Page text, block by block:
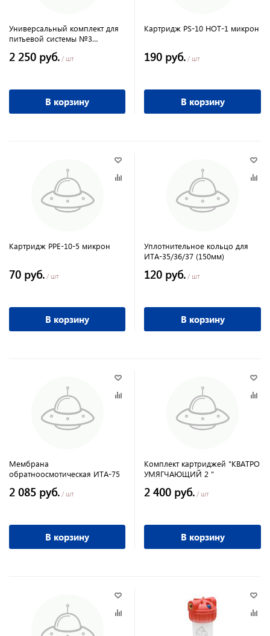
Универсальный комплект для
питьевой системы №3
2 250 руб. / шт
В корзину
Картридж PS-10 HOT-1 микрон
190 руб. / шт
В корзину
Картридж PPE-10-5 микрон
70 руб. / шт
В корзину
Уплотнительное кольцо для
ИТА-35/36/37 (150мм)
120 руб. / шт
В корзину
Мембрана
обратноосмотическая ИТА-75
2 085 руб. / шт
В корзину
Комплект картриджей "КВАТРО
УМЯГЧАЮЩИЙ 2 "
2 400 руб. / шт
В корзину